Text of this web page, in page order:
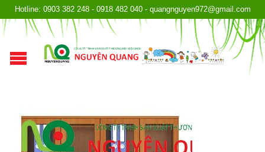
Hotline: 0903 382 248 - 0918 482 040 - quangnguyen972@gmail.com